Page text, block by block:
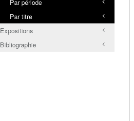
Par période
Par titre
Expositions
Bibliographie